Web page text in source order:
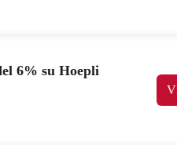
6% su Hoepli